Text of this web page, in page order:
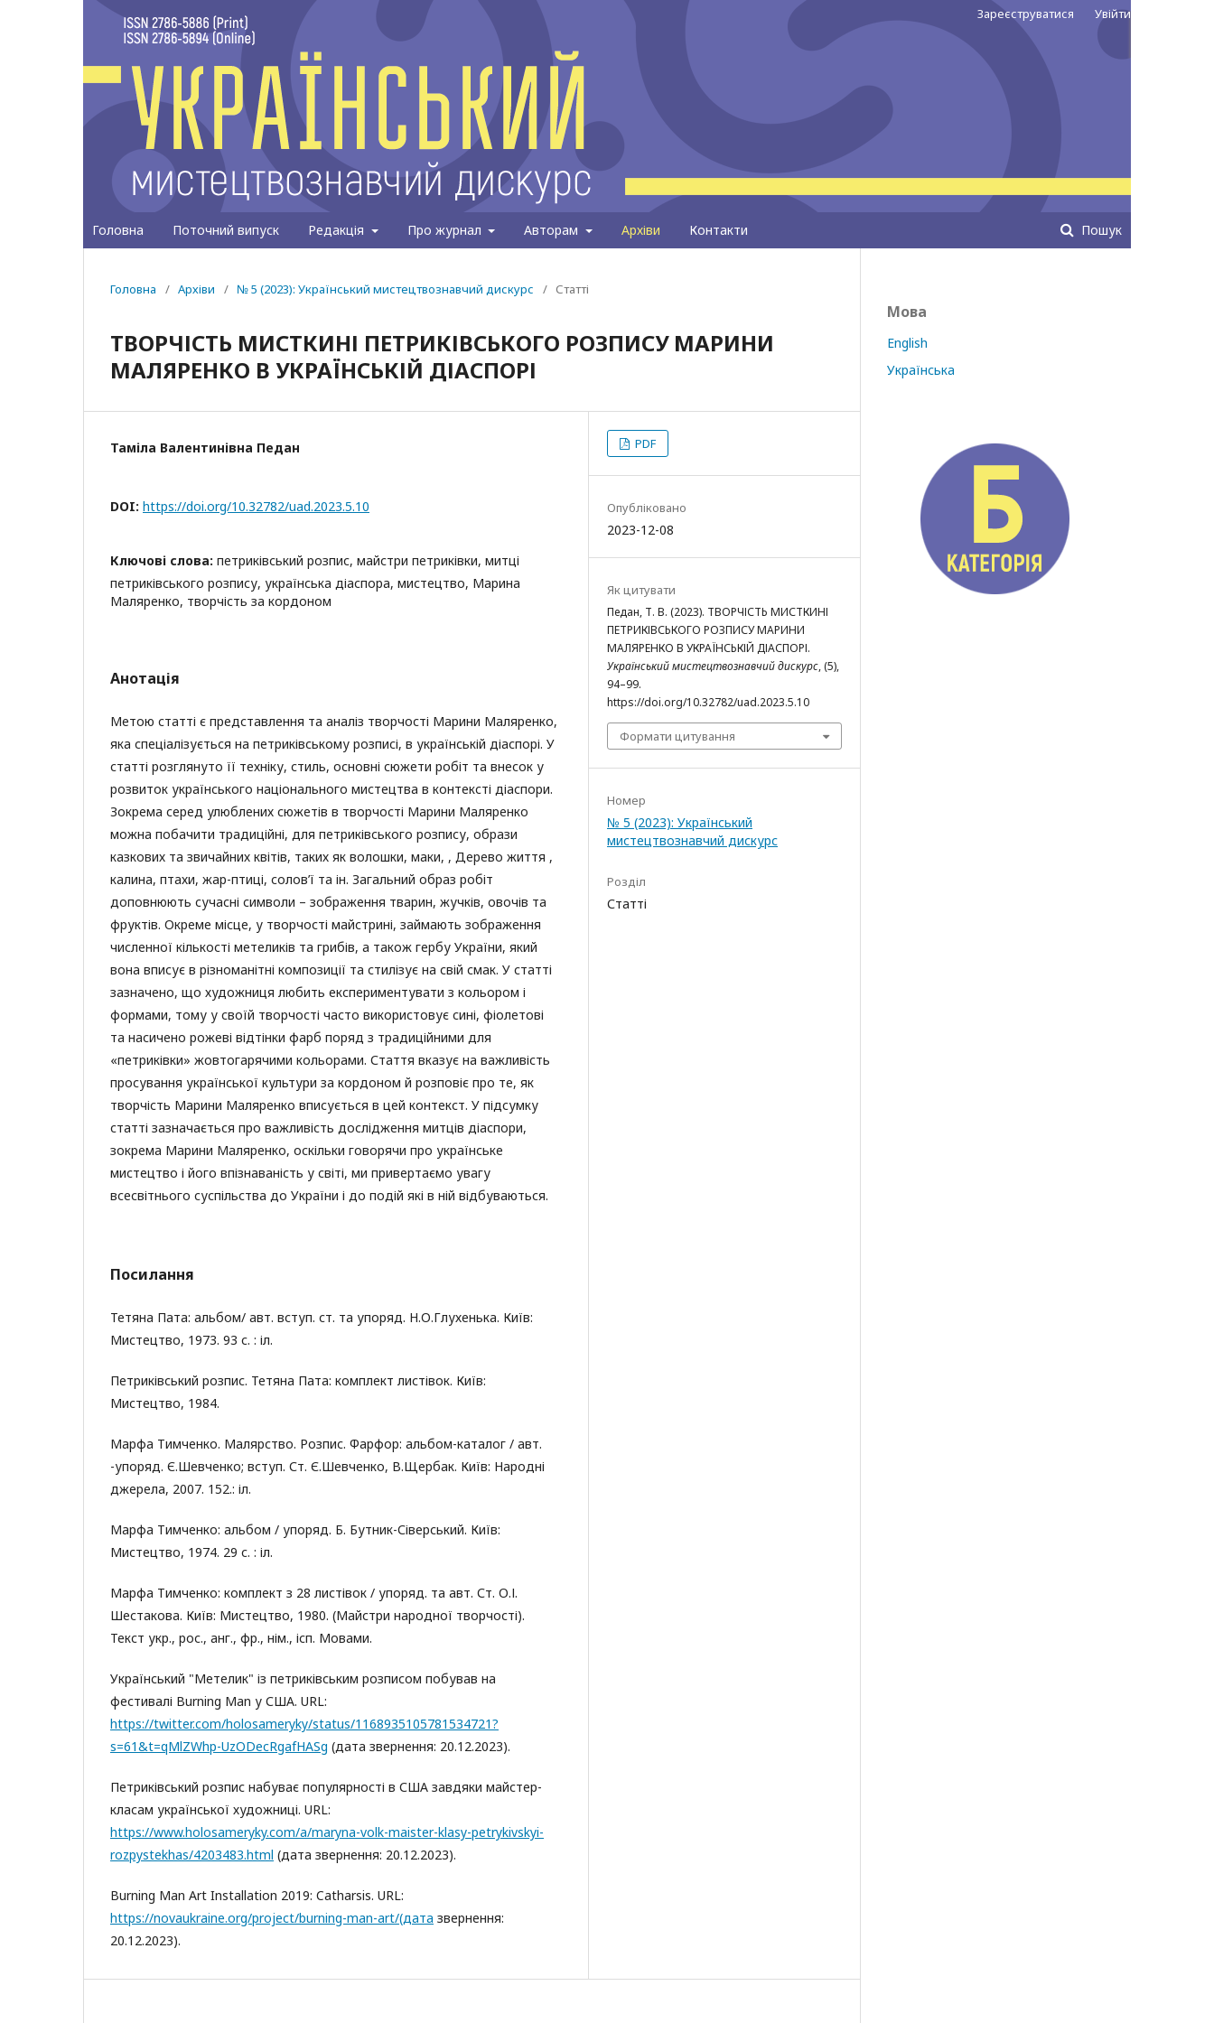
Головна Поточний випуск Редакція Про журнал Авторам Архіви Контакти Пошук
Зареєструватися Увійти
Головна / Архіви / № 5 (2023): Український мистецтвознавчий дискурс / Статті
ТВОРЧІСТЬ МИСТКИНІ ПЕТРИКІВСЬКОГО РОЗПИСУ МАРИНИ
МАЛЯРЕНКО В УКРАЇНСЬКІЙ ДІАСПОРІ
Таміла Валентинівна Педан
DOI: https://doi.org/10.32782/uad.2023.5.10
Ключові слова: петриківський розпис, майстри петриківки, митці
петриківського розпису, українська діаспора, мистецтво, Марина
Маляренко, творчість за кордоном
Анотація
Метою статті є представлення та аналіз творчості Марини Маляренко,
яка спеціалізується на петриківському розписі, в українській діаспорі. У
статті розглянуто її техніку, стиль, основні сюжети робіт та внесок у
розвиток українського національного мистецтва в контексті діаспори.
Зокрема серед улюблених сюжетів в творчості Марини Маляренко
можна побачити традиційні, для петриківського розпису, образи
казкових та звичайних квітів, таких як волошки, маки, , Дерево життя ,
калина, птахи, жар-птиці, солов’ї та ін. Загальний образ робіт
доповнюють сучасні символи – зображення тварин, жучків, овочів та
фруктів. Окреме місце, у творчості майстрині, займають зображення
численної кількості метеликів та грибів, а також гербу України, який
вона вписує в різноманітні композиції та стилізує на свій смак. У статті
зазначено, що художниця любить експериментувати з кольором і
формами, тому у своїй творчості часто використовує сині, фіолетові
та насичено рожеві відтінки фарб поряд з традиційними для
«петриківки» жовтогарячими кольорами. Стаття вказує на важливість
просування української культури за кордоном й розповіє про те, як
творчість Марини Маляренко вписується в цей контекст. У підсумку
статті зазначається про важливість дослідження митців діаспори,
зокрема Марини Маляренко, оскільки говорячи про українське
мистецтво і його впізнаваність у світі, ми привертаємо увагу
всесвітнього суспільства до України і до подій які в ній відбуваються.
Посилання
Тетяна Пата: альбом/ авт. вступ. ст. та упоряд. Н.О.Глухенька. Київ:
Мистецтво, 1973. 93 с. : іл.
Петриківський розпис. Тетяна Пата: комплект листівок. Київ:
Мистецтво, 1984.
Марфа Тимченко. Малярство. Розпис. Фарфор: альбом-каталог / авт.
-упоряд. Є.Шевченко; вступ. Ст. Є.Шевченко, В.Щербак. Київ: Народні
джерела, 2007. 152.: іл.
Марфа Тимченко: альбом / упоряд. Б. Бутник-Сіверський. Київ:
Мистецтво, 1974. 29 с. : іл.
Марфа Тимченко: комплект з 28 листівок / упоряд. та авт. Ст. О.І.
Шестакова. Київ: Мистецтво, 1980. (Майстри народної творчості).
Текст укр., рос., анг., фр., нім., ісп. Мовами.
Український "Метелик" із петриківським розписом побував на
фестивалі Burning Man у США. URL:
https://twitter.com/holosameryky/status/1168935105781534721?
s=61&t=qMlZWhp-UzODecRgafHASg (дата звернення: 20.12.2023).
Петриківський розпис набуває популярності в США завдяки майстер-
класам української художниці. URL:
https://www.holosameryky.com/a/maryna-volk-maister-klasy-petrykivskyi-
rozpystekhas/4203483.html (дата звернення: 20.12.2023).
Burning Man Art Installation 2019: Catharsis. URL:
https://novaukraine.org/project/burning-man-art/(дата звернення:
20.12.2023).
PDF
Опубліковано
2023-12-08
Як цитувати
Педан, Т. В. (2023). ТВОРЧІСТЬ МИСТКИНІ
ПЕТРИКІВСЬКОГО РОЗПИСУ МАРИНИ
МАЛЯРЕНКО В УКРАЇНСЬКІЙ ДІАСПОРІ.
Український мистецтвознавчий дискурс, (5),
94–99.
https://doi.org/10.32782/uad.2023.5.10
Формати цитування
Номер
№ 5 (2023): Український
мистецтвознавчий дискурс
Розділ
Статті
Мова
English
Українська